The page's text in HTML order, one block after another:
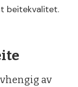
beitekvalitet.
av